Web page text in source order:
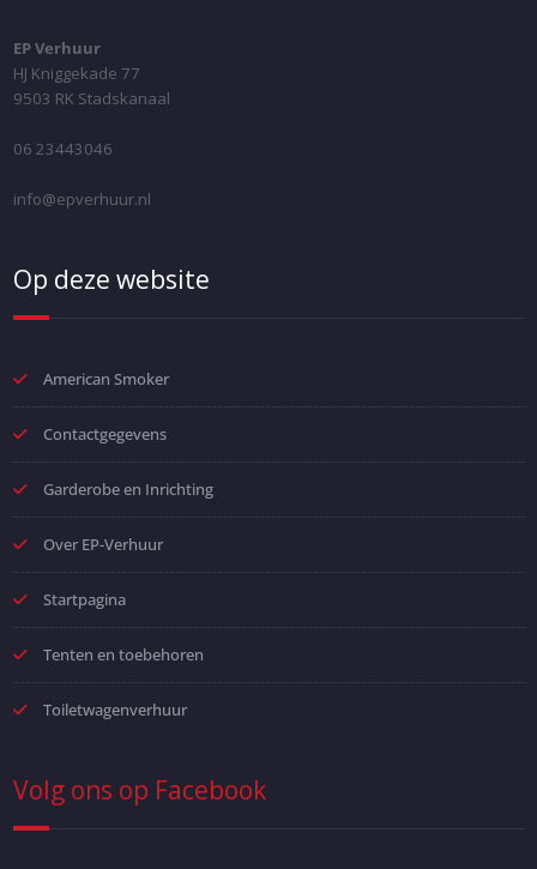
EP Verhuur
HJ Kniggekade 77
9503 RK Stadskanaal
06 23443046
info@epverhuur.nl
Op deze website
American Smoker
Contactgegevens
Garderobe en Inrichting
Over EP-Verhuur
Startpagina
Tenten en toebehoren
Toiletwagenverhuur
Volg ons op Facebook